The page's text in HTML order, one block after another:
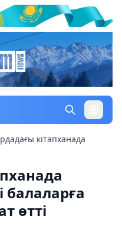
кітапханада
балаларға
өтті